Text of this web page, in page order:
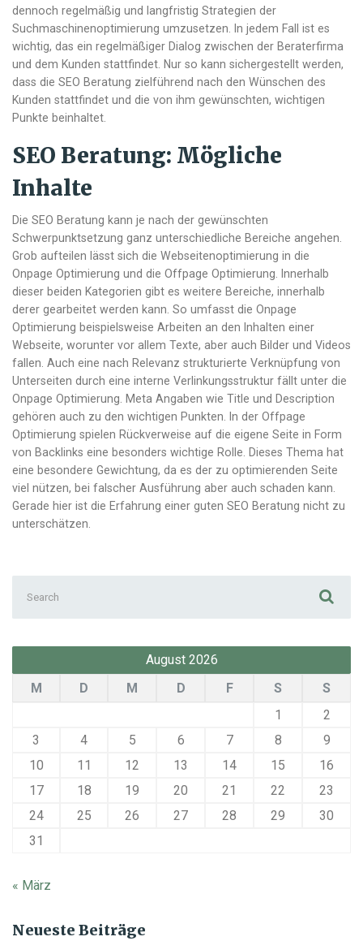
dennoch regelmäßig und langfristig Strategien der
Suchmaschinenoptimierung umzusetzen. In jedem Fall ist es
wichtig, das ein regelmäßiger Dialog zwischen der Beraterfirma
und dem Kunden stattfindet. Nur so kann sichergestellt werden,
dass die SEO Beratung zielführend nach den Wünschen des
Kunden stattfindet und die von ihm gewünschten, wichtigen
Punkte beinhaltet.
SEO Beratung: Mögliche
Inhalte
Die SEO Beratung kann je nach der gewünschten
Schwerpunktsetzung ganz unterschiedliche Bereiche angehen.
Grob aufteilen lässt sich die Webseitenoptimierung in die
Onpage Optimierung und die Offpage Optimierung. Innerhalb
dieser beiden Kategorien gibt es weitere Bereiche, innerhalb
derer gearbeitet werden kann. So umfasst die Onpage
Optimierung beispielsweise Arbeiten an den Inhalten einer
Webseite, worunter vor allem Texte, aber auch Bilder und Videos
fallen. Auch eine nach Relevanz strukturierte Verknüpfung von
Unterseiten durch eine interne Verlinkungsstruktur fällt unter die
Onpage Optimierung. Meta Angaben wie Title und Description
gehören auch zu den wichtigen Punkten. In der Offpage
Optimierung spielen Rückverweise auf die eigene Seite in Form
von Backlinks eine besonders wichtige Rolle. Dieses Thema hat
eine besondere Gewichtung, da es der zu optimierenden Seite
viel nützen, bei falscher Ausführung aber auch schaden kann.
Gerade hier ist die Erfahrung einer guten SEO Beratung nicht zu
unterschätzen.
for:
August 2026
M
D M D F S
S
1
2
3
4 5 6 7 8
9
10
11 12 13 14 15
16
17
18 19 20 21 22
23
24
25 26 27 28 29
30
31
« März
Neueste Beiträge